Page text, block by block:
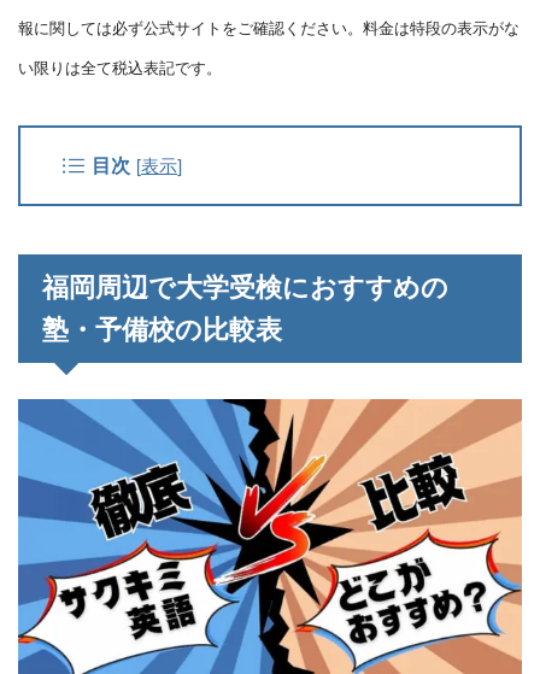
報に関しては必ず公式サイトをご確認ください。料金は特段の表示がな
い限りは全て税込表記です。
目次 [表示]
福岡周辺で大学受検におすすめの
塾・予備校の比較表